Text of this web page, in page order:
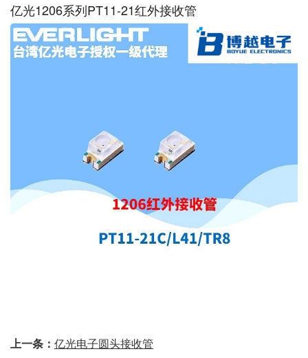
亿光1206系列PT11-21红外接收管
上一条： 亿光电子圆头接收管